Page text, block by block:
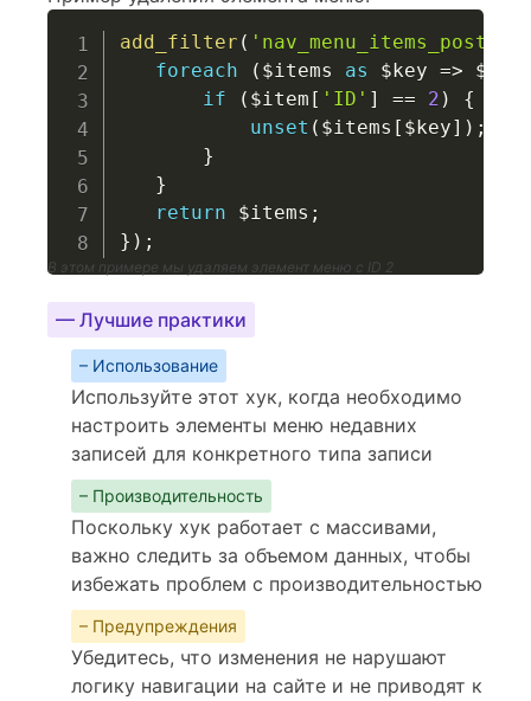
add_filter (
foreach
( $items as $key =>
if
( $item [ 'ID' ] == 2 )
{
unset ( $items [ $key] ) ;
}
}
return
$items ;
} ) ;
В этом примере мы удаляем элемент меню с ID 2
— Лучшие практики
– Использование
Используйте этот хук, когда необходимо
настроить элементы меню недавних
записей для конкретного типа записи
– Производительность
Поскольку хук работает с массивами,
важно следить за объемом данных, чтобы
избежать проблем с производительностью
– Предупреждения
Убедитесь, что изменения не нарушают
логику навигации на сайте и не приводят к